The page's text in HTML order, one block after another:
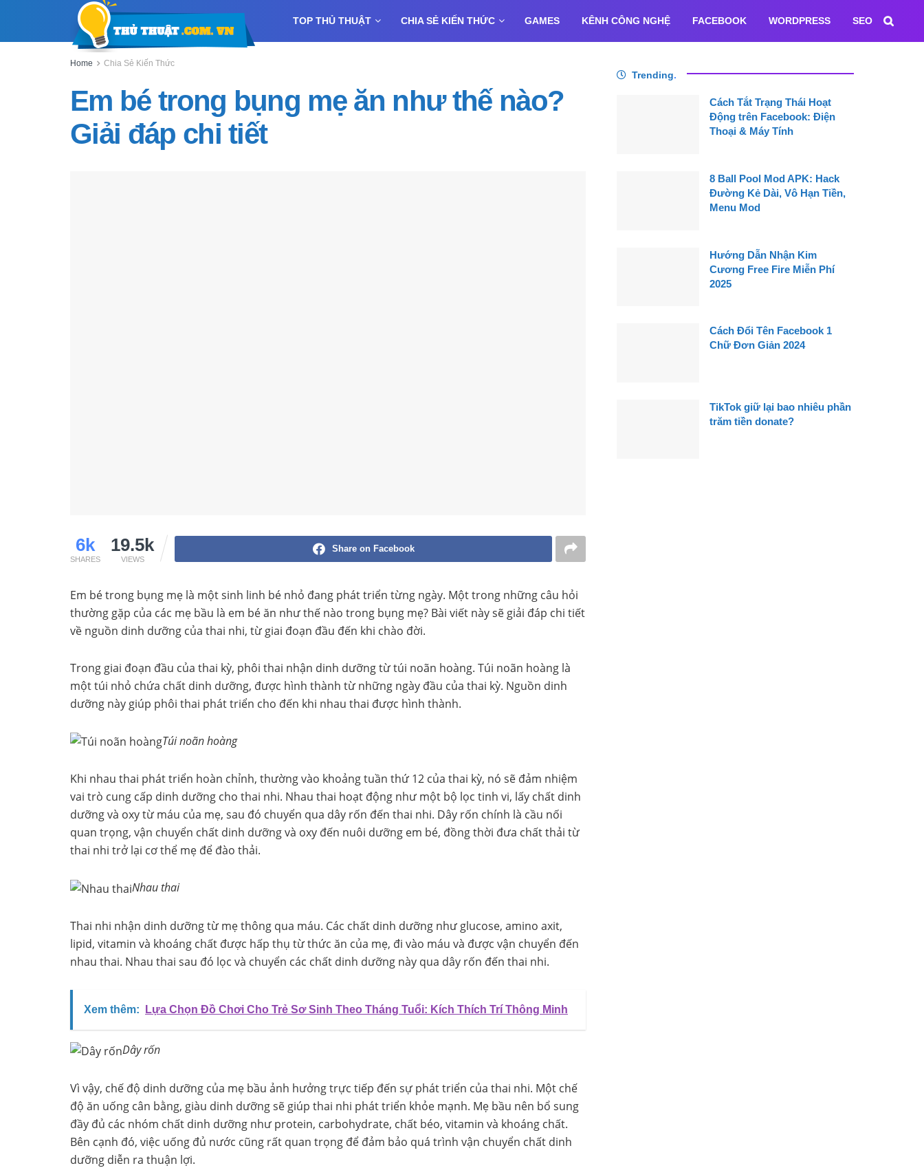
TOP THỦ THUẬT CHIA SẺ KIẾN THỨC GAMES KÊNH CÔNG NGHỆ FACEBOOK WORDPRESS SEO
Home Chia Sẻ Kiến Thức
Em bé trong bụng mẹ ăn như thế nào?
Giải đáp chi tiết
6k
SHARES
19.5k
VIEWS
Share on Facebook
Em bé trong bụng mẹ là một sinh linh bé nhỏ đang phát triển từng ngày. Một trong những câu hỏi
thường gặp của các mẹ bầu là em bé ăn như thế nào trong bụng mẹ? Bài viết này sẽ giải đáp chi tiết
về nguồn dinh dưỡng của thai nhi, từ giai đoạn đầu đến khi chào đời.
Trong giai đoạn đầu của thai kỳ, phôi thai nhận dinh dưỡng từ túi noãn hoàng. Túi noãn hoàng là
một túi nhỏ chứa chất dinh dưỡng, được hình thành từ những ngày đầu của thai kỳ. Nguồn dinh
dưỡng này giúp phôi thai phát triển cho đến khi nhau thai được hình thành.
Túi noãn hoàng
Khi nhau thai phát triển hoàn chỉnh, thường vào khoảng tuần thứ 12 của thai kỳ, nó sẽ đảm nhiệm
vai trò cung cấp dinh dưỡng cho thai nhi. Nhau thai hoạt động như một bộ lọc tinh vi, lấy chất dinh
dưỡng và oxy từ máu của mẹ, sau đó chuyển qua dây rốn đến thai nhi. Dây rốn chính là cầu nối
quan trọng, vận chuyển chất dinh dưỡng và oxy đến nuôi dưỡng em bé, đồng thời đưa chất thải từ
thai nhi trở lại cơ thể mẹ để đào thải.
Nhau thai
Thai nhi nhận dinh dưỡng từ mẹ thông qua máu. Các chất dinh dưỡng như glucose, amino axit,
lipid, vitamin và khoáng chất được hấp thụ từ thức ăn của mẹ, đi vào máu và được vận chuyển đến
nhau thai. Nhau thai sau đó lọc và chuyển các chất dinh dưỡng này qua dây rốn đến thai nhi.
Xem thêm: Lựa Chọn Đồ Chơi Cho Trẻ Sơ Sinh Theo Tháng Tuổi: Kích Thích Trí Thông Minh
Dây rốn
Vì vậy, chế độ dinh dưỡng của mẹ bầu ảnh hưởng trực tiếp đến sự phát triển của thai nhi. Một chế
độ ăn uống cân bằng, giàu dinh dưỡng sẽ giúp thai nhi phát triển khỏe mạnh. Mẹ bầu nên bổ sung
đầy đủ các nhóm chất dinh dưỡng như protein, carbohydrate, chất béo, vitamin và khoáng chất.
Bên cạnh đó, việc uống đủ nước cũng rất quan trọng để đảm bảo quá trình vận chuyển chất dinh
dưỡng diễn ra thuận lợi.
Trending.
Cách Tắt Trạng Thái Hoạt
Động trên Facebook: Điện
Thoại & Máy Tính
8 Ball Pool Mod APK: Hack
Đường Kẻ Dài, Vô Hạn Tiền,
Menu Mod
Hướng Dẫn Nhận Kim
Cương Free Fire Miễn Phí
2025
Cách Đổi Tên Facebook 1
Chữ Đơn Giản 2024
TikTok giữ lại bao nhiêu phần
trăm tiền donate?